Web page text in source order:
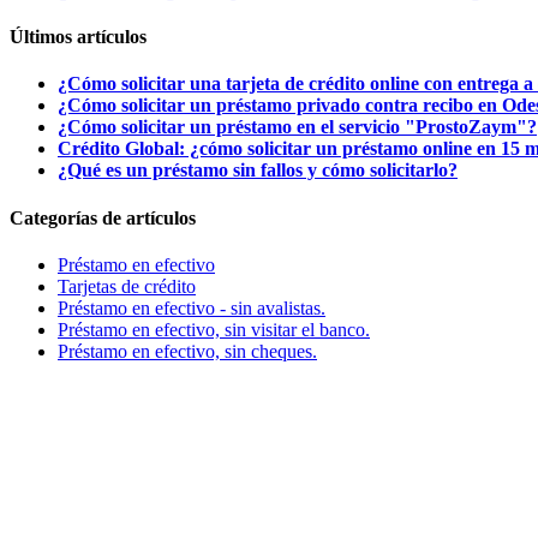
Últimos artículos
¿Cómo solicitar una tarjeta de crédito online con entrega
¿Cómo solicitar un préstamo privado contra recibo en
¿Cómo solicitar un préstamo en el servicio "ProstoZaym"?
Crédito Global: ¿cómo solicitar un préstamo online en 15
¿Qué es un préstamo sin fallos y cómo solicitarlo?
Categorías de artículos
Préstamo en efectivo
Tarjetas de crédito
Préstamo en efectivo - sin avalistas.
Préstamo en efectivo, sin visitar el banco.
Préstamo en efectivo, sin cheques.